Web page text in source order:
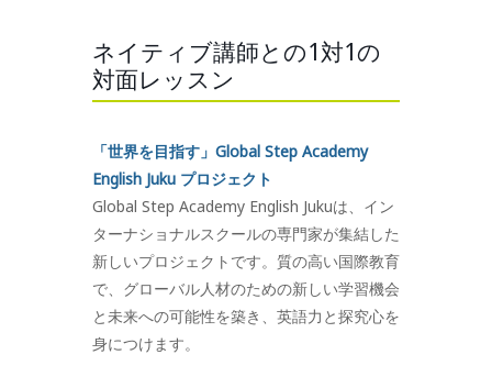
ネイティブ講師との1対1の
対面レッスン
「世界を目指す」Global Step Academy
English Juku プロジェクト
Global Step Academy English Jukuは、イン
ターナショナルスクールの専門家が集結した
新しいプロジェクトです。質の高い国際教育
で、グローバル人材のための新しい学習機会
と未来への可能性を築き、英語力と探究心を
身につけます。